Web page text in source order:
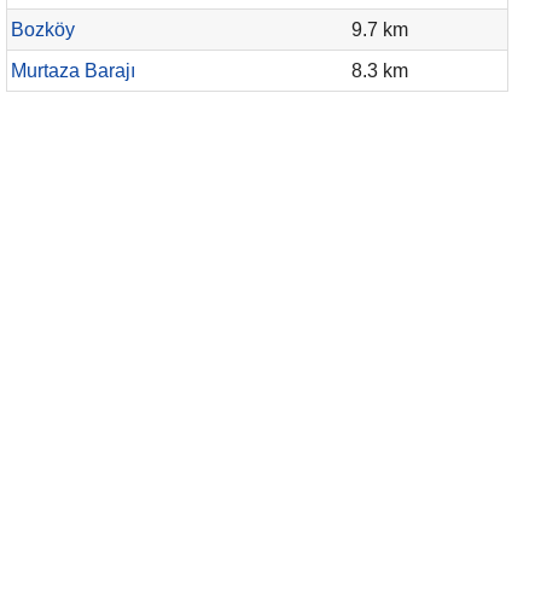
Bozköy
9.7 km
Murtaza Barajı
8.3 km